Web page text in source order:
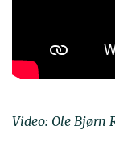
Video: Ole Bjørn